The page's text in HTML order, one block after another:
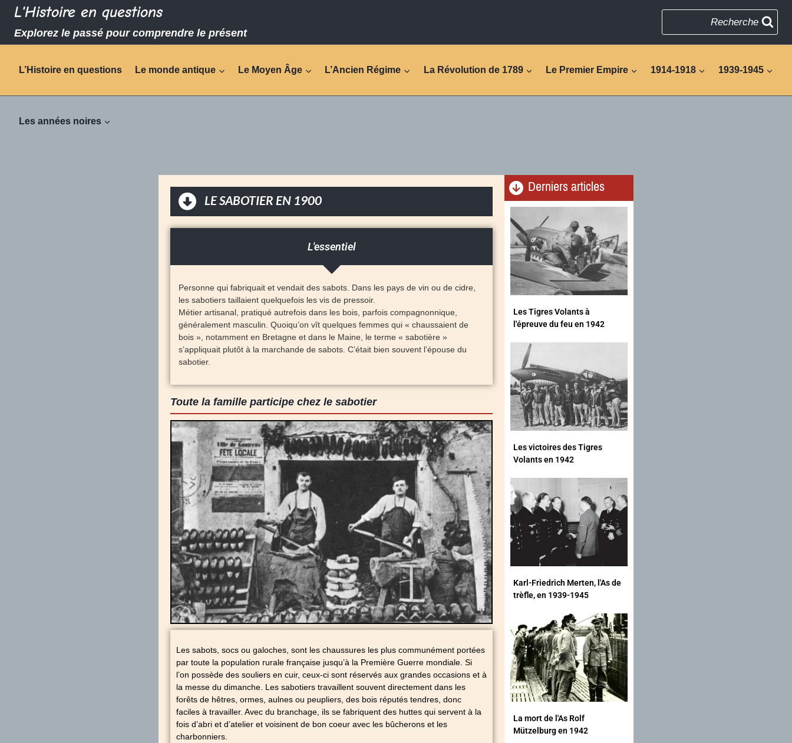
L'Histoire en questions
Explorez le passé pour comprendre le présent
Recherche
L’Histoire en questions Le monde antique Le Moyen Âge L’Ancien Régime La Révolution de 1789 Le Premier Empire 1914-1918 1939-1945
Les années noires
LE SABOTIER EN 1900
L'essentiel
Personne qui fabriquait et vendait des sabots. Dans les pays de vin ou de cidre,
les sabotiers taillaient quelquefois les vis de pressoir.
Métier artisanal, pratiqué autrefois dans les bois, parfois compagnonnique,
généralement masculin. Quoiqu’on vît quelques femmes qui « chaussaient de
bois », notamment en Bretagne et dans le Maine, le terme « sabotière »
s’appliquait plutôt à la marchande de sabots. C’était bien souvent l’épouse du
sabotier.
Toute la famille participe chez le sabotier
Les sabots, socs ou galoches, sont les chaussures les plus communément portées
par toute la population rurale française jusqu’à la Première Guerre mondiale. Si
l’on possède des souliers en cuir, ceux-ci sont réservés aux grandes occasions et à
la messe du dimanche. Les sabotiers travaillent souvent directement dans les
forêts de hêtres, ormes, aulnes ou peupliers, des bois réputés tendres, donc
faciles à travailler. Avec du branchage, ils se fabriquent des huttes qui servent à la
fois d’abri et d’atelier et voisinent de bon coeur avec les bûcherons et les
charbonniers.
Derniers articles
Les Tigres Volants à
l'épreuve du feu en 1942
Les victoires des Tigres
Volants en 1942
Karl-Friedrich Merten, l'As de
trèfle, en 1939-1945
La mort de l'As Rolf
Mützelburg en 1942